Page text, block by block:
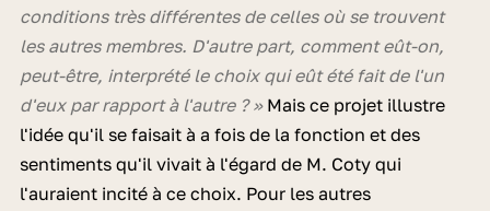
conditions très différentes de celles où se trouvent
les autres membres. D'autre part, comment eût-on,
peut-être, interprété le choix qui eût été fait de l'un
d'eux par rapport à l'autre ? »Mais ce projet illustre
l'idée qu'il se faisait à a fois de la fonction et des
sentiments qu'il vivait à l'égard de M. Coty qui
l'auraient incité à ce choix. Pour les autres